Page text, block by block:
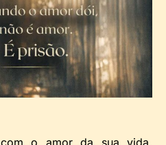
o amor da sua vida,